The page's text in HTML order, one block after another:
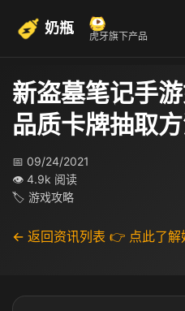
奶瓶 虎牙旗下产品
新盗墓笔记手
品质卡牌抽取
📅 09/24/2021
👁 4.9k 阅读
🏷 游戏攻略
← 返回资讯列表 👉 点此了解